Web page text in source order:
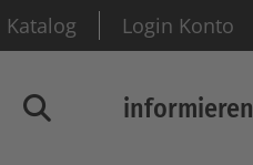
Katalog Login Konto
Suchfensterinformieren